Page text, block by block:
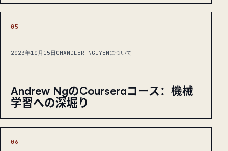
05
2023年10月15日 CHANDLER NGUYENについて
Andrew NgのCourseraコース：機械
学習への深堀り
06